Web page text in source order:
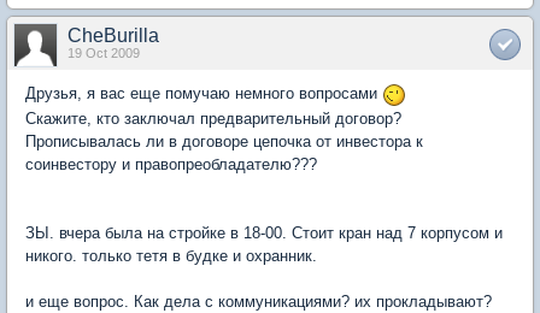
CheBurilla
19 Oct 2009
Друзья, я вас еще помучаю немного вопросами
Скажите, кто заключал предварительный договор?
Прописывалась ли в договоре цепочка от инвестора к
соинвестору и правопреобладателю???
ЗЫ. вчера была на стройке в 18-00. Стоит кран над 7 корпусом и
никого. только тетя в будке и охранник.
и еще вопрос. Как дела с коммуникациями? их прокладывают?